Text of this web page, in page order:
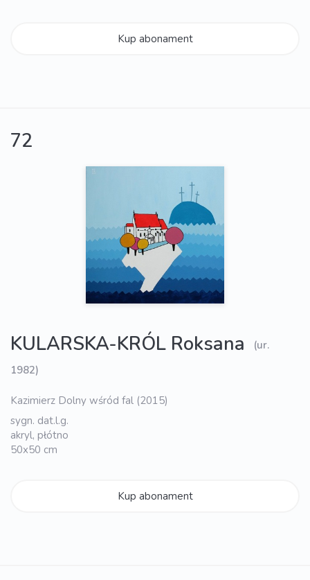
Kup abonament
72
KULARSKA-KRÓL Roksana
(ur.
1982)
Kazimierz Dolny wśród fal (2015)
sygn. dat.l.g.
akryl, płótno
50x50 cm
Kup abonament